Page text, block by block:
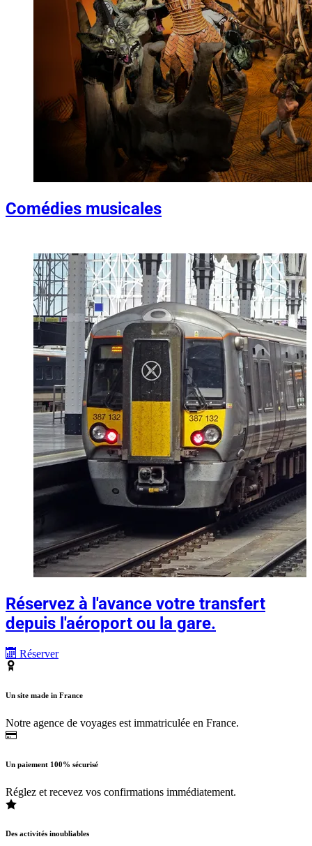
Comédies musicales
Réservez à l'avance votre transfert
depuis l'aéroport ou la gare.
Réserver
Un site made in France
Notre agence de voyages est immatriculée en France.
Un paiement 100% sécurisé
Réglez et recevez vos confirmations immédiatement.
Des activités inoubliables